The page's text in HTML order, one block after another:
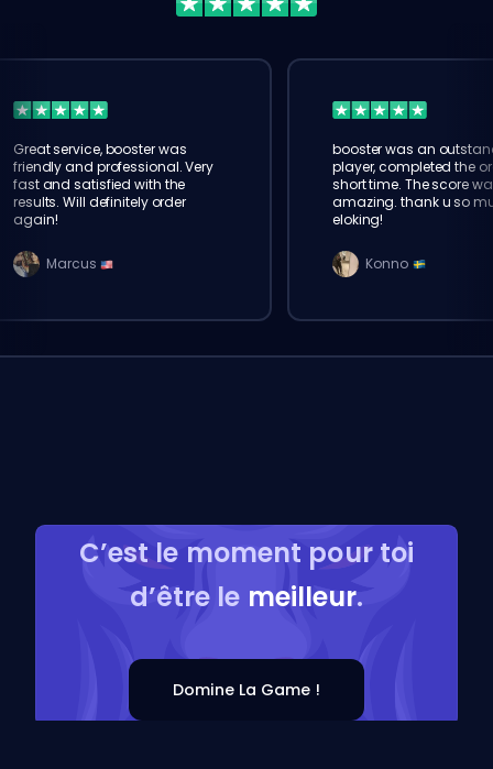
Great service, booster was
friendly and professional. Very
fast and satisfied with the
results. Will definitely order
again!
Marcus
booster was an
player, completed the
short time. The score
amazing. thank u so
eloking!
Konno
C’est le moment pour toi
d’être le meilleur.
Domine La Game !